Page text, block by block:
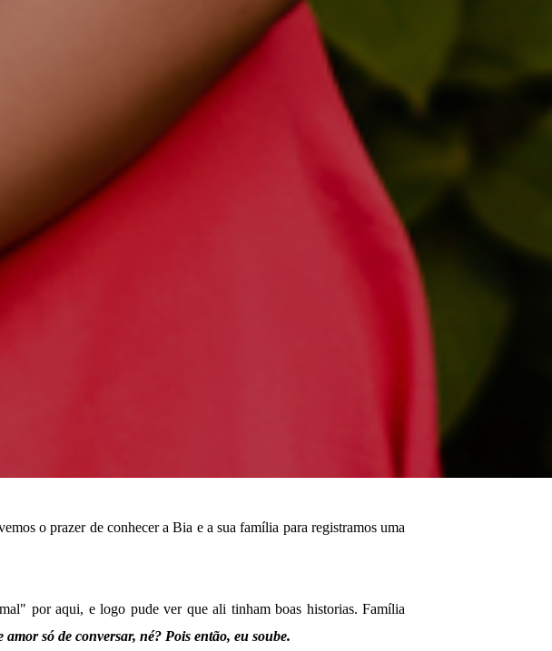
o prazer de conhecer a Bia e a sua família para registramos uma
por aqui, e logo pude ver que ali tinham boas historias. Família
amor só de conversar, né? Pois então, eu soube.